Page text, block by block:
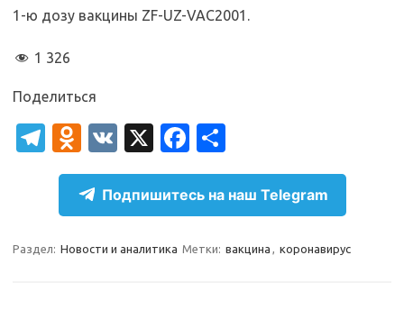
1-ю дозу вакцины ZF-UZ-VAC2001.
1 326
Поделиться
T
el
gr
a
O
d
n
o
kl
V
K
X
Fa
c
e
b
o
т
п
р
а
Подпишитесь на наш Telegram
Раздел: Новости и аналитика Метки: вакцина , коронавирус